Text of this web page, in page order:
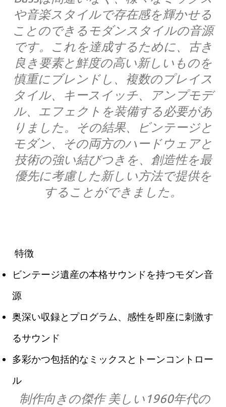
や音楽スタイルで存在感を輝かせる
ことのできるモダンスタイルの音源
です。これを達成するために、古き
良き要素と鮮度の高い新しいものを
慎重にブレンドし、複数のプレイス
タイル、キースイッチ、アンプモデ
ル、エフェクトを装備する必要があ
りました。その結果、ビンテージと
モダン、その両方のハードウェアと
技術の強い結びつきを、創造性を最
優先に考慮した新しい方法で提供を
することができました。
特徴
ビンテージ遺産の本格サウンドを持つモダン音
源
奥深い収録とプログラム、感性を即座に刺激す
るサウンド
多彩かつ包括的なミックスとトーンコントロー
ル
制作向きの傑作 美しい1960年代の